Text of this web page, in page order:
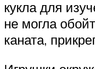
кукла для
не могла
каната,